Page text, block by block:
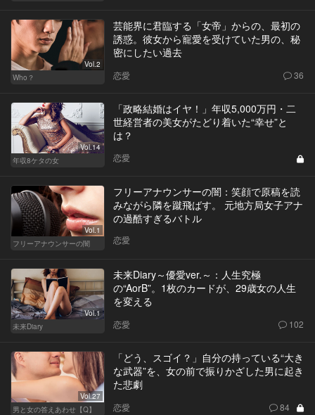
Vol.2
Who？
芸能界に君臨する「女帝」からの、最初の
誘惑。彼女から寵愛を受けていた男の、秘
密にしたい過去
恋愛 36
Vol.14
年収8ケタの女
「政略結婚はイヤ！」年収5,000万円・二
世経営者の美女がたどり着いた“幸せ”と
は？
恋愛
Vol.1
フリーアナウンサーの闇
フリーアナウンサーの闇：笑顔で原稿を読
みながら隣を蹴飛ばす。 元地方局女子アナ
の過酷すぎるバトル
恋愛
Vol.1
未来Diary
未来Diary～優愛ver.～：人生究極
の“AorB”。1枚のカードが、29歳女の人生
を変える
恋愛 102
Vol.27
男と女の答えあわせ【Q】
「どう、スゴイ？」自分の持っている“大き
な武器”を、女の前で振りかざした男に起き
た悲劇
恋愛 84